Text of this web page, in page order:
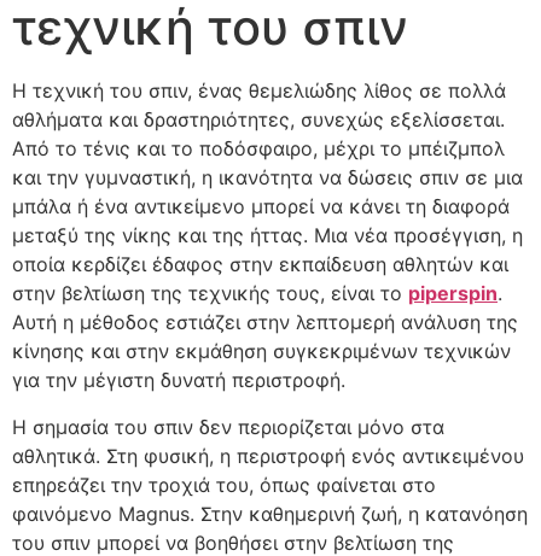
τεχνική του σπιν
Η τεχνική του σπιν, ένας θεμελιώδης λίθος σε πολλά
αθλήματα και δραστηριότητες, συνεχώς εξελίσσεται.
Από το τένις και το ποδόσφαιρο, μέχρι το μπέιζμπολ
και την γυμναστική, η ικανότητα να δώσεις σπιν σε μια
μπάλα ή ένα αντικείμενο μπορεί να κάνει τη διαφορά
μεταξύ της νίκης και της ήττας. Μια νέα προσέγγιση, η
οποία κερδίζει έδαφος στην εκπαίδευση αθλητών και
στην βελτίωση της τεχνικής τους, είναι το piperspin.
Αυτή η μέθοδος εστιάζει στην λεπτομερή ανάλυση της
κίνησης και στην εκμάθηση συγκεκριμένων τεχνικών
για την μέγιστη δυνατή περιστροφή.
Η σημασία του σπιν δεν περιορίζεται μόνο στα
αθλητικά. Στη φυσική, η περιστροφή ενός αντικειμένου
επηρεάζει την τροχιά του, όπως φαίνεται στο
φαινόμενο Magnus. Στην καθημερινή ζωή, η κατανόηση
του σπιν μπορεί να βοηθήσει στην βελτίωση της